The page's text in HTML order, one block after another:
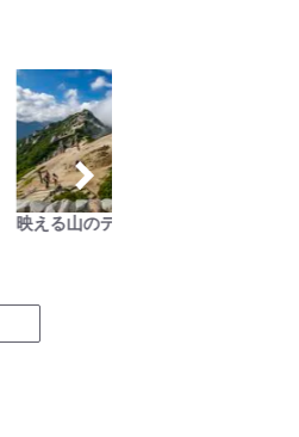
映える山のテン場